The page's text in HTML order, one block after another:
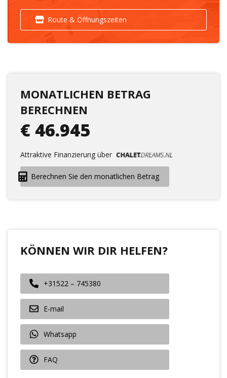
Route & Öffnungszeiten
MONATLICHEN BETRAG
BERECHNEN
€ 46.945
Attraktive Finanzierung über
Berechnen Sie den monatlichen Betrag
KÖNNEN WIR DIR HELFEN?
+31522 – 745380
E-mail
Whatsapp
FAQ